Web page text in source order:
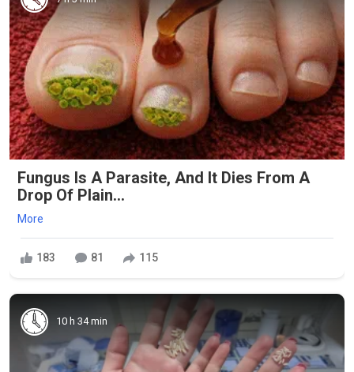
Fungus Is A Parasite, And It Dies From A
Drop Of Plain...
More
183 81 115
10 h 34 min